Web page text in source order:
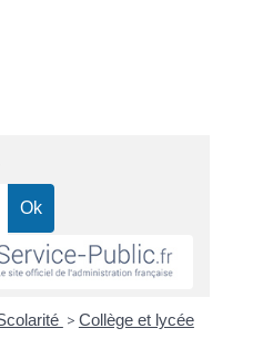
> Collège et lycée